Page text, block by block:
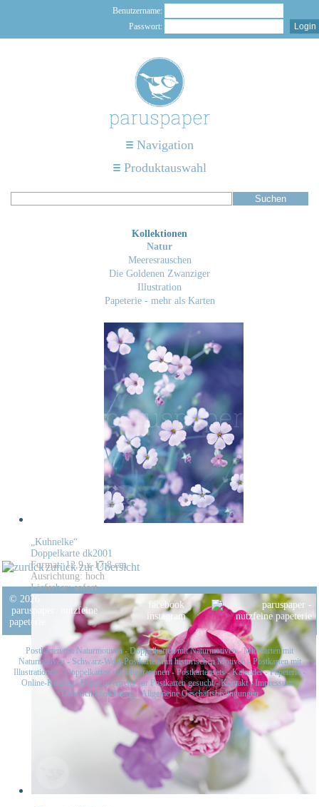
Benutzername:
Passwort:
Navigation
Produktauswahl
Kollektionen
Natur
Meeresrauschen
Die Goldenen Zwanziger
Illustration
Papeterie - mehr als Karten
„Kuhnelke“
Doppelkarte dk2001
Format: 12,9 x 17,8 cm
Ausrichtung: hoch
Lieferbar: sofort
zurück zur Übersicht
© 2026
paruspaper
nutzfeine
papeterie
facebook
instagram
Postkarten mit Naturmotiven -Doppelkarten mit Naturmotiven-Midikarten mit
Naturmotiven- Schwarz-Weiß-Postkarten mit historischen Motiven-Postkarten mit
Illustrationen - Doppelkarten mit Illustrationen-Postkartensets-Kalender-Papeterie-
Online-Katalog-Handelsvertreter für Postkarten gesucht-Kontakt-Impressum-
Datenschutzerklärung-Allgemeine Geschäftsbedingungen